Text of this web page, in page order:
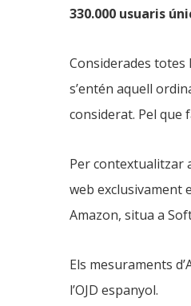
330.000 usuaris
Considerades totes
s’entén aquell
considerat. Pel que
Per contextualitzar
web exclusivament
Amazon, situa a
Els mesuraments
l’OJD espanyol.